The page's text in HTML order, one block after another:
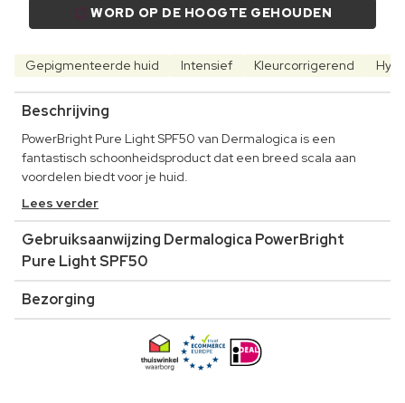
WORD OP DE HOOGTE GEHOUDEN
Gepigmenteerde huid Intensief Kleurcorrigerend
Beschrijving
PowerBright Pure Light SPF50 van Dermalogica is een
fantastisch schoonheidsproduct dat een breed scala aan
voordelen biedt voor je huid.
Lees verder
Gebruiksaanwijzing Dermalogica PowerBright
Pure Light SPF50
Bezorging